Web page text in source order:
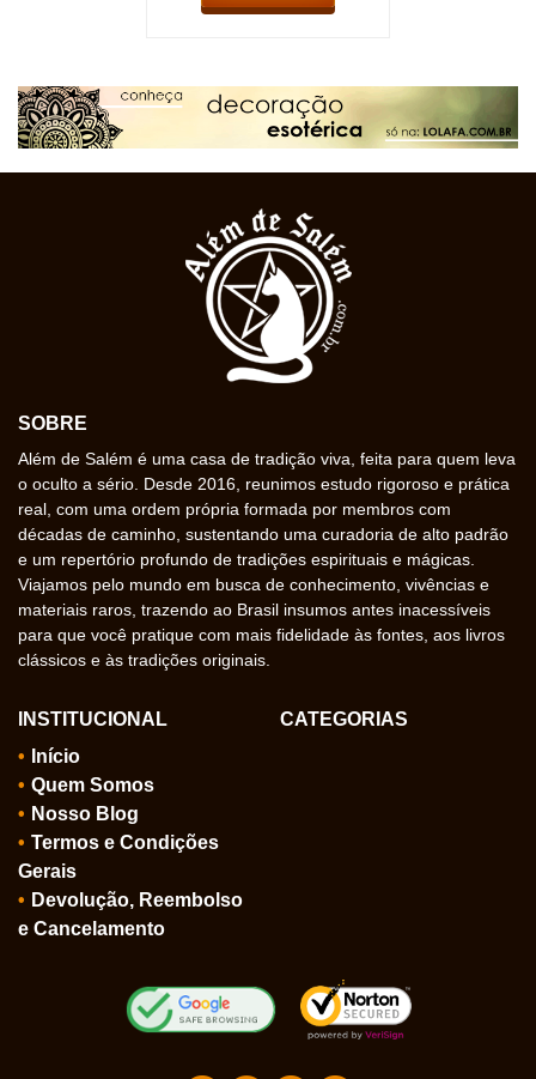
SOBRE
Além de Salém é uma casa de tradição viva, feita para quem leva
o oculto a sério. Desde 2016, reunimos estudo rigoroso e prática
real, com uma ordem própria formada por membros com
décadas de caminho, sustentando uma curadoria de alto padrão
e um repertório profundo de tradições espirituais e mágicas.
Viajamos pelo mundo em busca de conhecimento, vivências e
materiais raros, trazendo ao Brasil insumos antes inacessíveis
para que você pratique com mais fidelidade às fontes, aos livros
clássicos e às tradições originais.
INSTITUCIONAL
Início
Quem Somos
Nosso Blog
Termos e Condições
Gerais
Devolução, Reembolso
e Cancelamento
CATEGORIAS